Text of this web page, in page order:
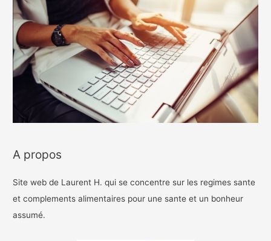
A propos
Site web de Laurent H. qui se concentre sur les regimes sante
et complements alimentaires pour une sante et un bonheur
assumé.